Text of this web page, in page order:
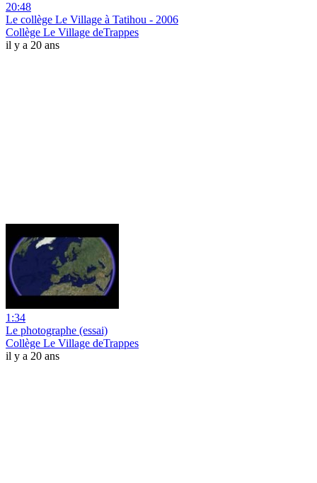
20:48
Le collège Le Village à Tatihou - 2006
Collège Le Village deTrappes
il y a 20 ans
1:34
Le photographe (essai)
Collège Le Village deTrappes
il y a 20 ans